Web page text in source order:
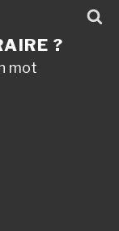
?
mot